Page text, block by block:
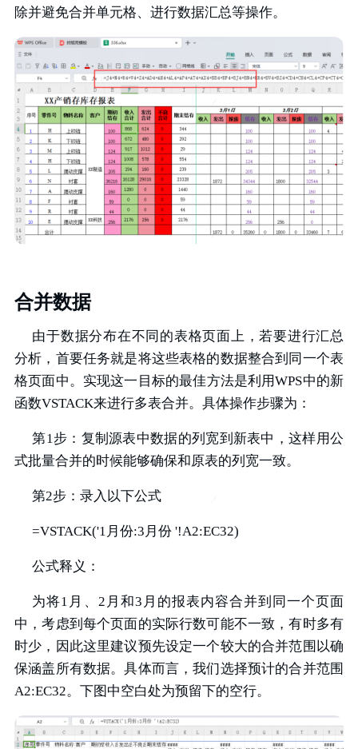
除并避免合并单元格、进行数据汇总等操作。
合并数据
由于数据分布在不同的表格页面上，若要进行汇总
分析，首要任务就是将这些表格的数据整合到同一个表
格页面中。实现这一目标的最佳方法是利用WPS中的新
函数VSTACK来进行多表合并。具体操作步骤为：
第1步：复制源表中数据的列宽到新表中，这样用公
式批量合并的时候能够确保和原表的列宽一致。
第2步：录入以下公式
=VSTACK('1月份:3月份 '!A2:EC32)
公式释义：
为将1月、2月和3月的报表内容合并到同一个页面
中，考虑到每个页面的实际行数可能不一致，有时多有
时少，因此这里建议预先设定一个较大的合并范围以确
保涵盖所有数据。具体而言，我们选择预计的合并范围
A2:EC32。下图中空白处为预留下的空行。